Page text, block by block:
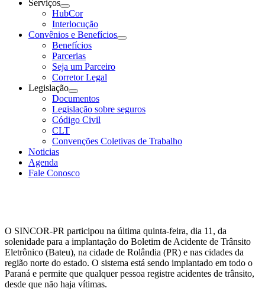
Serviços
HubCor
Interlocução
Convênios e Benefícios
Benefícios
Parcerias
Seja um Parceiro
Corretor Legal
Legislação
Documentos
Legislação sobre seguros
Código Civil
CLT
Convenções Coletivas de Trabalho
Noticias
Agenda
Fale Conosco
O SINCOR-PR participou na última quinta-feira, dia 11, da
solenidade para a implantação do Boletim de Acidente de Trânsito
Eletrônico (Bateu), na cidade de Rolândia (PR) e nas cidades da
região norte do estado. O sistema está sendo implantado em todo o
Paraná e permite que qualquer pessoa registre acidentes de trânsito,
desde que não haja vítimas.